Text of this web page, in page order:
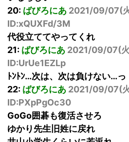
20: ばびろにあ 2021/09/07(
ID:xQUXFd/3M
代役立ててやってくれ
21: ばびろにあ 2021/09/07(
ID:UrUe1EZLp
ﾄﾝﾄﾝ…次は、次は負けない…っ
22: ばびろにあ 2021/09/07(
ID:PXpPgOc30
GoGo囲碁も復活させろ
ゆかり先生旧姓に戻れ